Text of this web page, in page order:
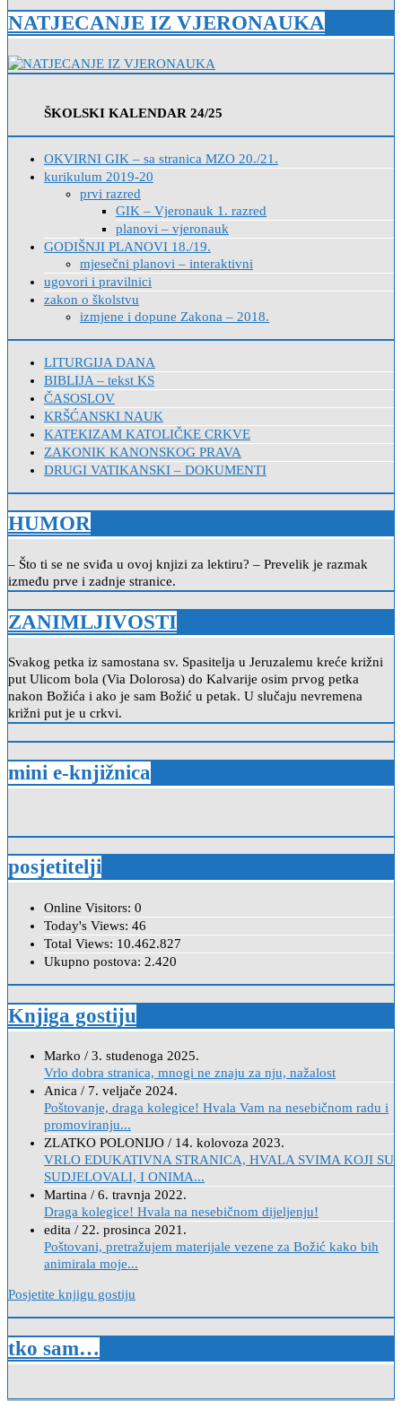
NATJECANJE IZ VJERONAUKA
ŠKOLSKI KALENDAR 24/25
OKVIRNI GIK – sa stranica MZO 20./21.
kurikulum 2019-20
prvi razred
GIK – Vjeronauk 1. razred
planovi – vjeronauk
GODIŠNJI PLANOVI 18./19.
mjesečni planovi – interaktivni
ugovori i pravilnici
zakon o školstvu
izmjene i dopune Zakona – 2018.
LITURGIJA DANA
BIBLIJA – tekst KS
ČASOSLOV
KRŠĆANSKI NAUK
KATEKIZAM KATOLIČKE CRKVE
ZAKONIK KANONSKOG PRAVA
DRUGI VATIKANSKI – DOKUMENTI
HUMOR
– Što ti se ne sviđa u ovoj knjizi za lektiru? – Prevelik je razmak
između prve i zadnje stranice.
ZANIMLJIVOSTI
Svakog petka iz samostana sv. Spasitelja u Jeruzalemu kreće križni
put Ulicom bola (Via Dolorosa) do Kalvarije osim prvog petka
nakon Božića i ako je sam Božić u petak. U slučaju nevremena
križni put je u crkvi.
mini e-knjižnica
posjetitelji
Online Visitors: 0
Today's Views: 46
Total Views: 10.462.827
Ukupno postova: 2.420
Knjiga gostiju
Marko / 3. studenoga 2025.
Vrlo dobra stranica, mnogi ne znaju za nju, nažalost
Anica / 7. veljače 2024.
Poštovanje, draga kolegice! Hvala Vam na nesebičnom radu i
promoviranju...
ZLATKO POLONIJO / 14. kolovoza 2023.
VRLO EDUKATIVNA STRANICA, HVALA SVIMA KOJI SU
SUDJELOVALI, I ONIMA...
Martina / 6. travnja 2022.
Draga kolegice! Hvala na nesebičnom dijeljenju!
edita / 22. prosinca 2021.
Poštovani, pretražujem materijale vezene za Božić kako bih
animirala moje...
Posjetite knjigu gostiju
tko sam…